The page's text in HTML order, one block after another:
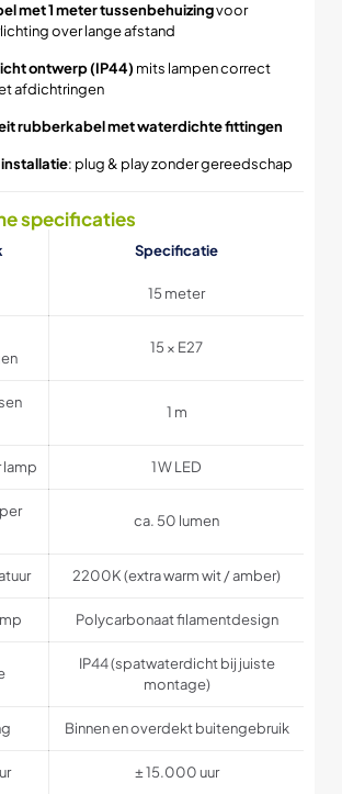
met 1 meter tussenbehuizingvoor
over lange afstand
ontwerp (IP44) mits lampen correct
afdichtringen
rubberkabel met waterdichte fittingen
: plug & play zonder gereedschap
specificaties
Specificatie
15 meter
15 × E27
1 m
lamp 1 W LED
ca. 50 lumen
2200K (extra warm wit / amber)
Polycarbonaat filamentdesign
IP44 (spatwaterdicht bij juiste
montage)
Binnen en overdekt buitengebruik
± 15.000 uur